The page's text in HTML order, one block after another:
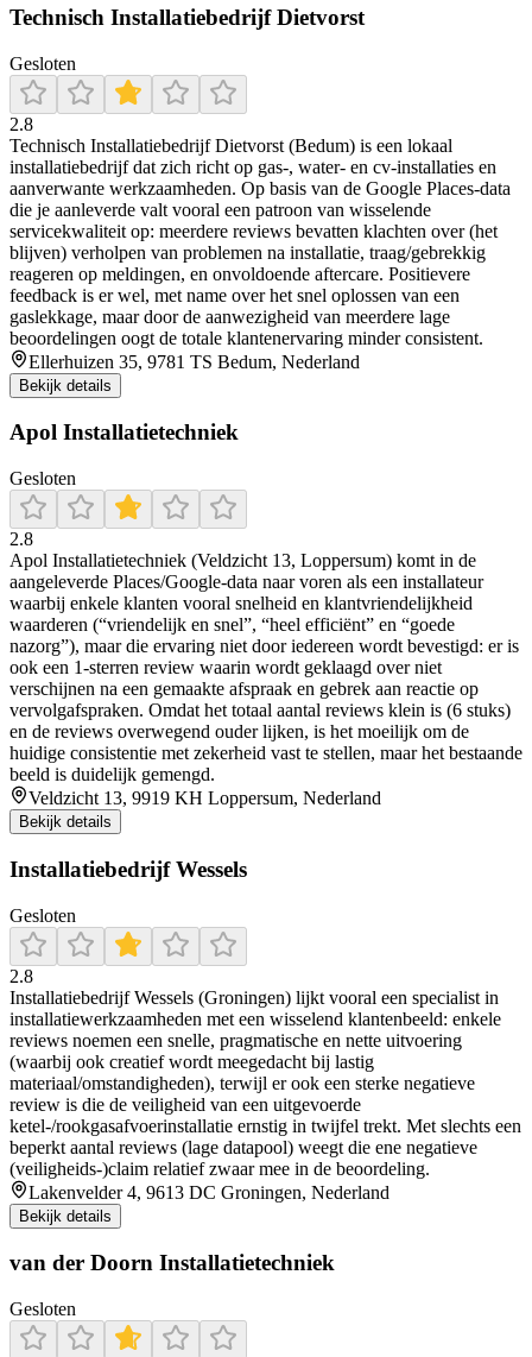
Technisch Installatiebedrijf Dietvorst
Gesloten
2.8
Technisch Installatiebedrijf Dietvorst (Bedum) is een lokaal
installatiebedrijf dat zich richt op gas-, water- en cv-installaties en
aanverwante werkzaamheden. Op basis van de Google Places-data
die je aanleverde valt vooral een patroon van wisselende
servicekwaliteit op: meerdere reviews bevatten klachten over (het
blijven) verholpen van problemen na installatie, traag/gebrekkig
reageren op meldingen, en onvoldoende aftercare. Positievere
feedback is er wel, met name over het snel oplossen van een
gaslekkage, maar door de aanwezigheid van meerdere lage
beoordelingen oogt de totale klantenervaring minder consistent.
Ellerhuizen 35, 9781 TS Bedum, Nederland
Bekijk details
Apol Installatietechniek
Gesloten
2.8
Apol Installatietechniek (Veldzicht 13, Loppersum) komt in de
aangeleverde Places/Google-data naar voren als een installateur
waarbij enkele klanten vooral snelheid en klantvriendelijkheid
waarderen (“vriendelijk en snel”, “heel efficiënt” en “goede
nazorg”), maar die ervaring niet door iedereen wordt bevestigd: er is
ook een 1-sterren review waarin wordt geklaagd over niet
verschijnen na een gemaakte afspraak en gebrek aan reactie op
vervolgafspraken. Omdat het totaal aantal reviews klein is (6 stuks)
en de reviews overwegend ouder lijken, is het moeilijk om de
huidige consistentie met zekerheid vast te stellen, maar het bestaande
beeld is duidelijk gemengd.
Veldzicht 13, 9919 KH Loppersum, Nederland
Bekijk details
Installatiebedrijf Wessels
Gesloten
2.8
Installatiebedrijf Wessels (Groningen) lijkt vooral een specialist in
installatiewerkzaamheden met een wisselend klantenbeeld: enkele
reviews noemen een snelle, pragmatische en nette uitvoering
(waarbij ook creatief wordt meegedacht bij lastig
materiaal/omstandigheden), terwijl er ook een sterke negatieve
review is die de veiligheid van een uitgevoerde
ketel-/rookgasafvoerinstallatie ernstig in twijfel trekt. Met slechts een
beperkt aantal reviews (lage datapool) weegt die ene negatieve
(veiligheids-)claim relatief zwaar mee in de beoordeling.
Lakenvelder 4, 9613 DC Groningen, Nederland
Bekijk details
van der Doorn Installatietechniek
Gesloten